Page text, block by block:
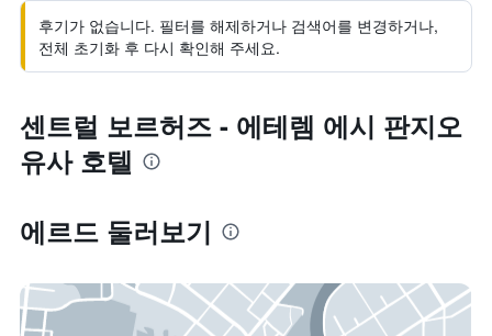
후기가 없습니다. 필터를 해제하거나 검색어를 변경하거나,
전체 초기화 후 다시 확인해 주세요.
센트럴 보르허즈 - 에테렘 에시 판지오
유사 호텔
에르드 둘러보기